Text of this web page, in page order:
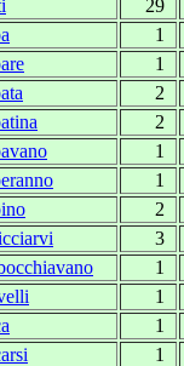
29
1
1
2
2
1
1
2
3
1
1
1
1